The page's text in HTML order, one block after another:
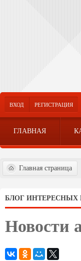
ВХОД РЕГИСТРАЦИЯ
ГЛАВНАЯ
Главная страница
БЛОГ ИНТЕРЕСНЫХ
Новости